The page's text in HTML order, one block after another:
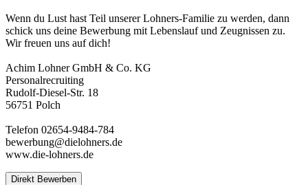
Wenn du Lust hast Teil unserer Lohners-Familie zu werden, dann
schick uns deine Bewerbung mit Lebenslauf und Zeugnissen zu.
Wir freuen uns auf dich!
Achim Lohner GmbH & Co. KG
Personalrecruiting
Rudolf-Diesel-Str. 18
56751 Polch
Telefon 02654-9484-784
bewerbung@dielohners.de
www.die-lohners.de
Direkt Bewerben